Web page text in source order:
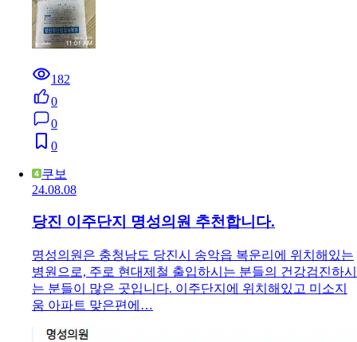
182
0
0
0
쿠보
24.08.08
당진 이주단지 명성의원 추천합니다.
명성의원은 충청남도 당진시 송악읍 복운리에 위치해있는
병원으로, 주로 현대제철 출입하시는 분들의 건강검진하시
는 분들이 많은 곳입니다. 이주단지에 위치해있고 미소지
움 아파트 맞은편에…